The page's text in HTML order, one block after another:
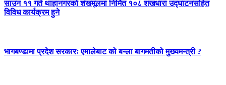
साउन ११ गते थाहानगरको शंखमूलमा निर्मित १०८ शंखधारा उद्घाटनसहित
विविध कार्यक्रम हुने
भागबण्डामा प्रदेश सरकारः एमालेबाट को बन्ला बागमतीको मुख्यमन्त्री ?